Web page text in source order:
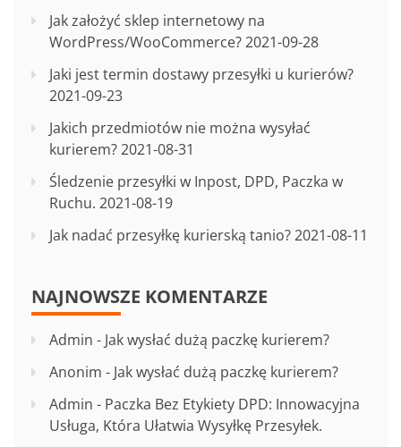
Jak założyć sklep internetowy na
WordPress/WooCommerce?2021-09-28
Jaki jest termin dostawy przesyłki u kurierów?
2021-09-23
Jakich przedmiotów nie można wysyłać
kurierem?2021-08-31
Śledzenie przesyłki w Inpost, DPD, Paczka w
Ruchu. 2021-08-19
Jak nadać przesyłkę kurierską tanio?2021-08-11
NAJNOWSZE KOMENTARZE
Admin - Jak wysłać dużą paczkę kurierem?
Anonim - Jak wysłać dużą paczkę kurierem?
Admin - Paczka Bez Etykiety DPD: Innowacyjna
Usługa, Która Ułatwia Wysyłkę Przesyłek.